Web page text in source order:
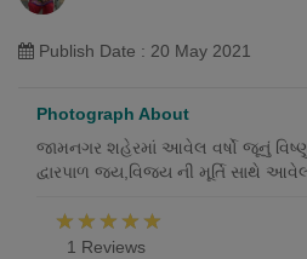
Publish Date : 20 May 2021
Photograph About
જામનગર શહેરમાં આવેલ વર્ષો જૂનું
દ્વારપાળ જય,વિજય ની મૂર્તિ સાથે
1 Reviews